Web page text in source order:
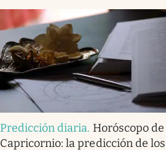
Predicción diaria. Horóscopo de
Capricornio: la predicción de los